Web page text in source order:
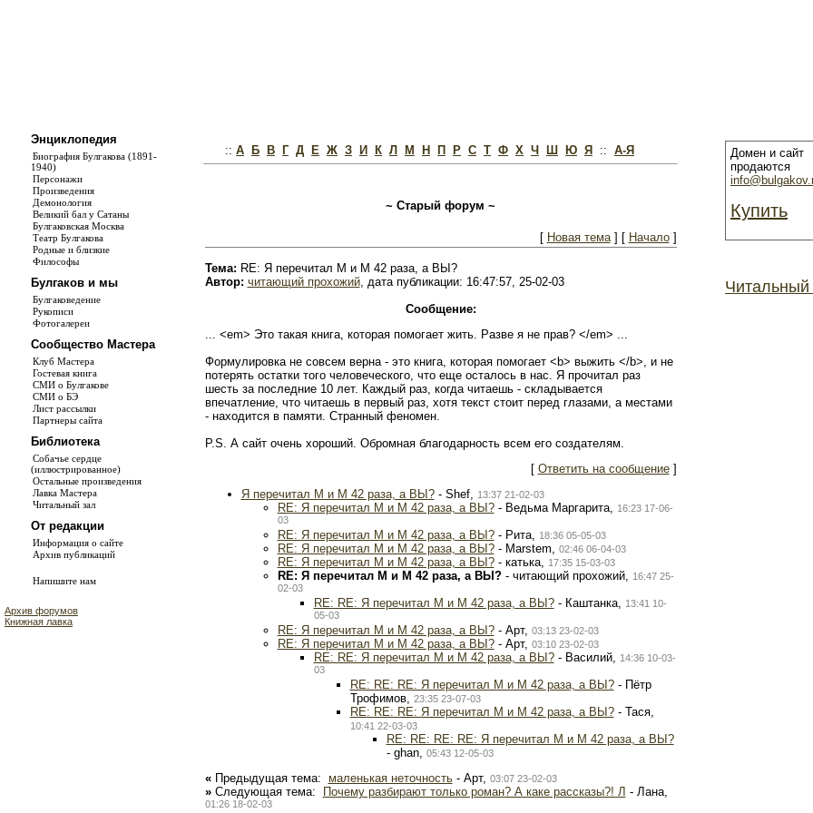
Энциклопедия
Биография Булгакова (1891-
1940)
Персонажи
Произведения
Демонология
Великий бал у Сатаны
Булгаковская Москва
Театр Булгакова
Родные и близкие
Философы
Булгаков и мы
Булгаковедение
Рукописи
Фотогалереи
Сообщество Мастера
Клуб Мастера
Гостевая книга
СМИ о Булгакове
СМИ о БЭ
Лист рассылки
Партнеры сайта
Библиотека
Собачье сердце
(иллюстрированное)
Остальные произведения
Лавка Мастера
Читальный зал
От редакции
Информация о сайте
Архив публикаций
Напишите нам
Архив форумов
Книжная лавка
:: А Б В Г Д Е Ж З И К Л М Н П Р С Т Ф Х Ч Ш Ю Я :: А-Я
~ Старый форум ~
[ Новая тема] [ Начало]
Тема: RE: Я перечитал М и М 42 раза, а ВЫ?
Автор: читающий прохожий, дата публикации: 16:47:57, 25-02-03
Сообщение:
... <em> Это такая книга, которая помогает жить. Разве я не прав? </em> ...
Формулировка не совсем верна - это книга, которая помогает <b> выжить </b>, и не
потерять остатки того человеческого, что еще осталось в нас. Я прочитал раз
шесть за последние 10 лет. Каждый раз, когда читаешь - складывается
впечатление, что читаешь в первый раз, хотя текст стоит перед глазами, а местами
- находится в памяти. Странный феномен.
P.S. А сайт очень хороший. Обромная благодарность всем его создателям.
[ Ответить на сообщение]
Я перечитал М и М 42 раза, а ВЫ?- Shef, 13:37 21-02-03
RE: Я перечитал М и М 42 раза, а ВЫ?- Ведьма Маргарита, 16:23 17-06-
03
RE: Я перечитал М и М 42 раза, а ВЫ?- Рита, 18:36 05-05-03
RE: Я перечитал М и М 42 раза, а ВЫ?- Marstem, 02:46 06-04-03
RE: Я перечитал М и М 42 раза, а ВЫ?- катька, 17:35 15-03-03
RE: Я перечитал М и М 42 раза, а ВЫ?- читающий прохожий, 16:47 25-
02-03
RE: RE: Я перечитал М и М 42 раза, а ВЫ?- Каштанка, 13:41 10-
05-03
RE: Я перечитал М и М 42 раза, а ВЫ?- Арт, 03:13 23-02-03
RE: Я перечитал М и М 42 раза, а ВЫ?- Арт, 03:10 23-02-03
RE: RE: Я перечитал М и М 42 раза, а ВЫ?- Василий, 14:36 10-03-
03
RE: RE: RE: Я перечитал М и М 42 раза, а ВЫ?- Пётр
Трофимов,
23:35 23-07-03
RE: RE: RE: Я перечитал М и М 42 раза, а ВЫ?- Тася,
10:41 22-03-03
RE: RE: RE: RE: Я перечитал М и М 42 раза, а ВЫ?
- ghan,
05:43 12-05-03
«Предыдущая тема: маленькая неточность- Арт, 03:07 23-02-03
»Следующая тема: Почему разбирают только роман? А каке рассказы?! Л - Лана,
01:26 18-02-03
Домен и сайт
продаются
Купить
Читальный